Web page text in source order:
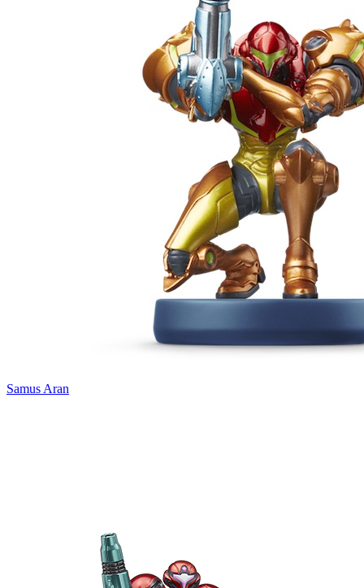
Samus Aran